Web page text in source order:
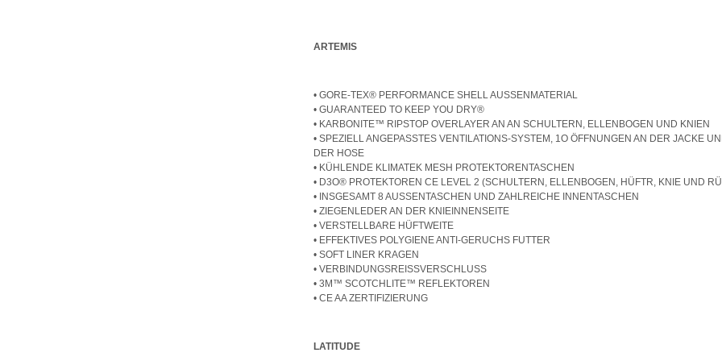
ARTEMIS
• GORE-TEX® PERFORMANCE SHELL AUSSENMATERIAL
• GUARANTEED TO KEEP YOU DRY®
• KARBONITE™ RIPSTOP OVERLAYER AN AN SCHULTERN, ELLENBOGEN UND KNIEN
• SPEZIELL ANGEPASSTES VENTILATIONS-SYSTEM, 1O ÖFFNUNGEN AN DER JACKE
DER HOSE
• KÜHLENDE KLIMATEK MESH PROTEKTORENTASCHEN
• D3O® PROTEKTOREN CE LEVEL 2 (SCHULTERN, ELLENBOGEN, HÜFTR, KNIE UND
• INSGESAMT 8 AUSSENTASCHEN UND ZAHLREICHE INNENTASCHEN
• ZIEGENLEDER AN DER KNIEINNENSEITE
• VERSTELLBARE HÜFTWEITE
• EFFEKTIVES POLYGIENE ANTI-GERUCHS FUTTER
• SOFT LINER KRAGEN
• VERBINDUNGSREISSVERSCHLUSS
• 3M™ SCOTCHLITE™ REFLEKTOREN
• CE AA ZERTIFIZIERUNG
LATITUDE